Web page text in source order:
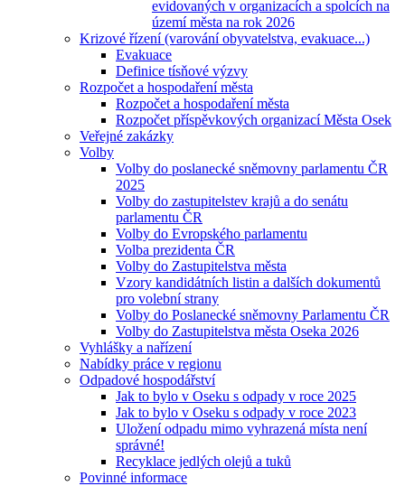
evidovaných v organizacích a spolcích na
území města na rok 2026
Krizové řízení (varování obyvatelstva, evakuace...)
Evakuace
Definice tísňové výzvy
Rozpočet a hospodaření města
Rozpočet a hospodaření města
Rozpočet příspěvkových organizací Města Osek
Veřejné zakázky
Volby
Volby do poslanecké sněmovny parlamentu ČR
2025
Volby do zastupitelstev krajů a do senátu
parlamentu ČR
Volby do Evropského parlamentu
Volba prezidenta ČR
Volby do Zastupitelstva města
Vzory kandidátních listin a dalších dokumentů
pro volební strany
Volby do Poslanecké sněmovny Parlamentu ČR
Volby do Zastupitelstva města Oseka 2026
Vyhlášky a nařízení
Nabídky práce v regionu
Odpadové hospodářství
Jak to bylo v Oseku s odpady v roce 2025
Jak to bylo v Oseku s odpady v roce 2023
Uložení odpadu mimo vyhrazená místa není
správné!
Recyklace jedlých olejů a tuků
Povinné informace